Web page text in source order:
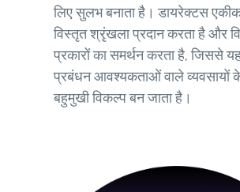
लिए सुलभ बनाता है। डायरेक्टस
विस्तृत श्रृंखला प्रदान करता है और
प्रकारों का समर्थन करता है, जिससे
प्रबंधन आवश्यकताओं वाले व्यवसायों
बहुमुखी विकल्प बन जाता है।